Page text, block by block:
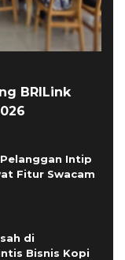
BRILink
Pelanggan Intip
Fitur Swacam
di
Bisnis Kopi